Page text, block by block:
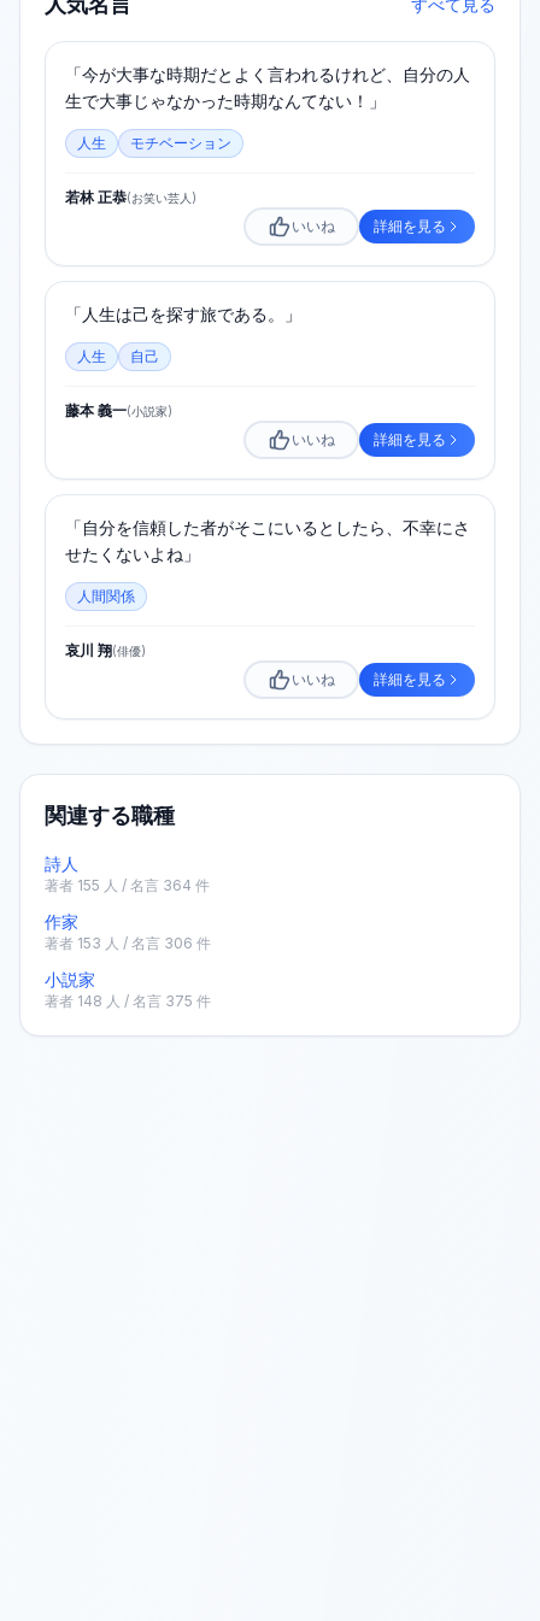
すべて見る
「今が大事な時期だとよく言われるけれど、自分の人
生で大事じゃなかった時期なんてない！」
人生 モチベーション
若林 正恭(お笑い芸人 )
いいね 詳細を見る
「人生は己を探す旅である。」
人生 自己
藤本 義一(小説家)
いいね 詳細を見る
「自分を信頼した者がそこにいるとしたら、不幸にさ
せたくないよね」
人間関係
哀川 翔(俳優)
いいね 詳細を見る
関連する職種
詩人
著者 155 人 / 名言 364 件
作家
著者 153 人 / 名言 306 件
小説家
著者 148 人 / 名言 375 件